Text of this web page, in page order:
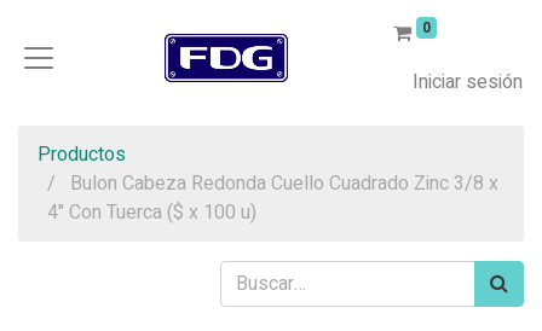
0
Iniciar sesión
Productos
Bulon Cabeza Redonda Cuello Cuadrado Zinc 3/8 x
4" Con Tuerca ($ x 100 u)